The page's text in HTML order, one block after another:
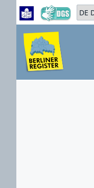
Zum Hauptbereich
Zum Hauptmenü
Sprache auswählen:
ZUM